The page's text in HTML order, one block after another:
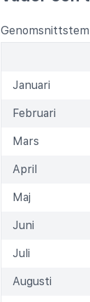
Januari
Februari
Mars
April
Maj
Juni
Juli
Augusti